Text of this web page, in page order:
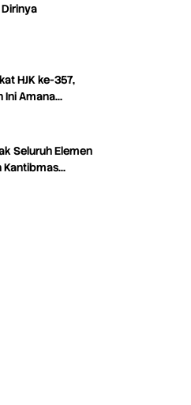
HJK ke-357,
Ini Amana…
Seluruh Elemen
Kantibmas…